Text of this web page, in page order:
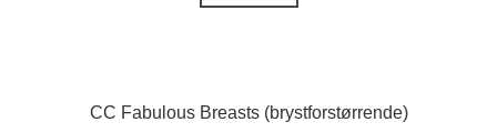
CC Fabulous Breasts (brystforstørrende)